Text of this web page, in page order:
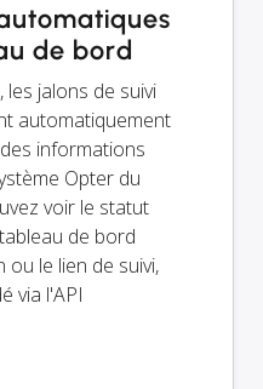
de bord
les jalons de suivi
automatiquement
informations
Opter du
voir le statut
de bord
le lien de suivi,
via l'API